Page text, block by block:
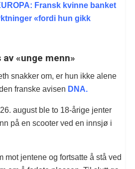
Fransk kvinne banket
«fordi hun gikk
«unge menn»
snakker om, er hun ikke alene
franske avisen DNA.
august ble to 18-årige jenter
på en scooter ved en innsjø i
mot jentene og fortsatte å stå ved